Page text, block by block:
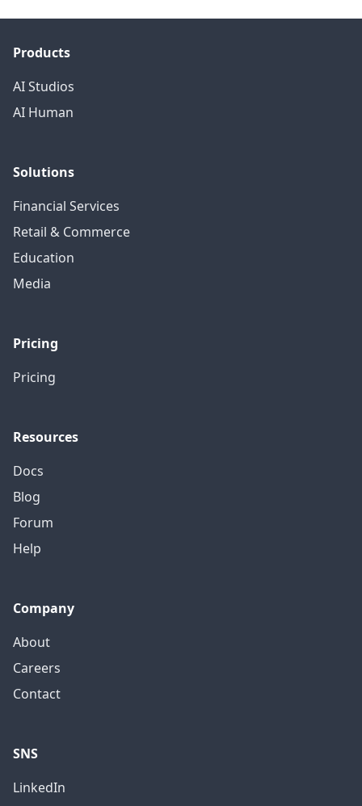
Products
AI Studios
AI Human
Solutions
Financial Services
Retail & Commerce
Education
Media
Pricing
Pricing
Resources
Docs
Blog
Forum
Help
Company
About
Careers
Contact
SNS
LinkedIn